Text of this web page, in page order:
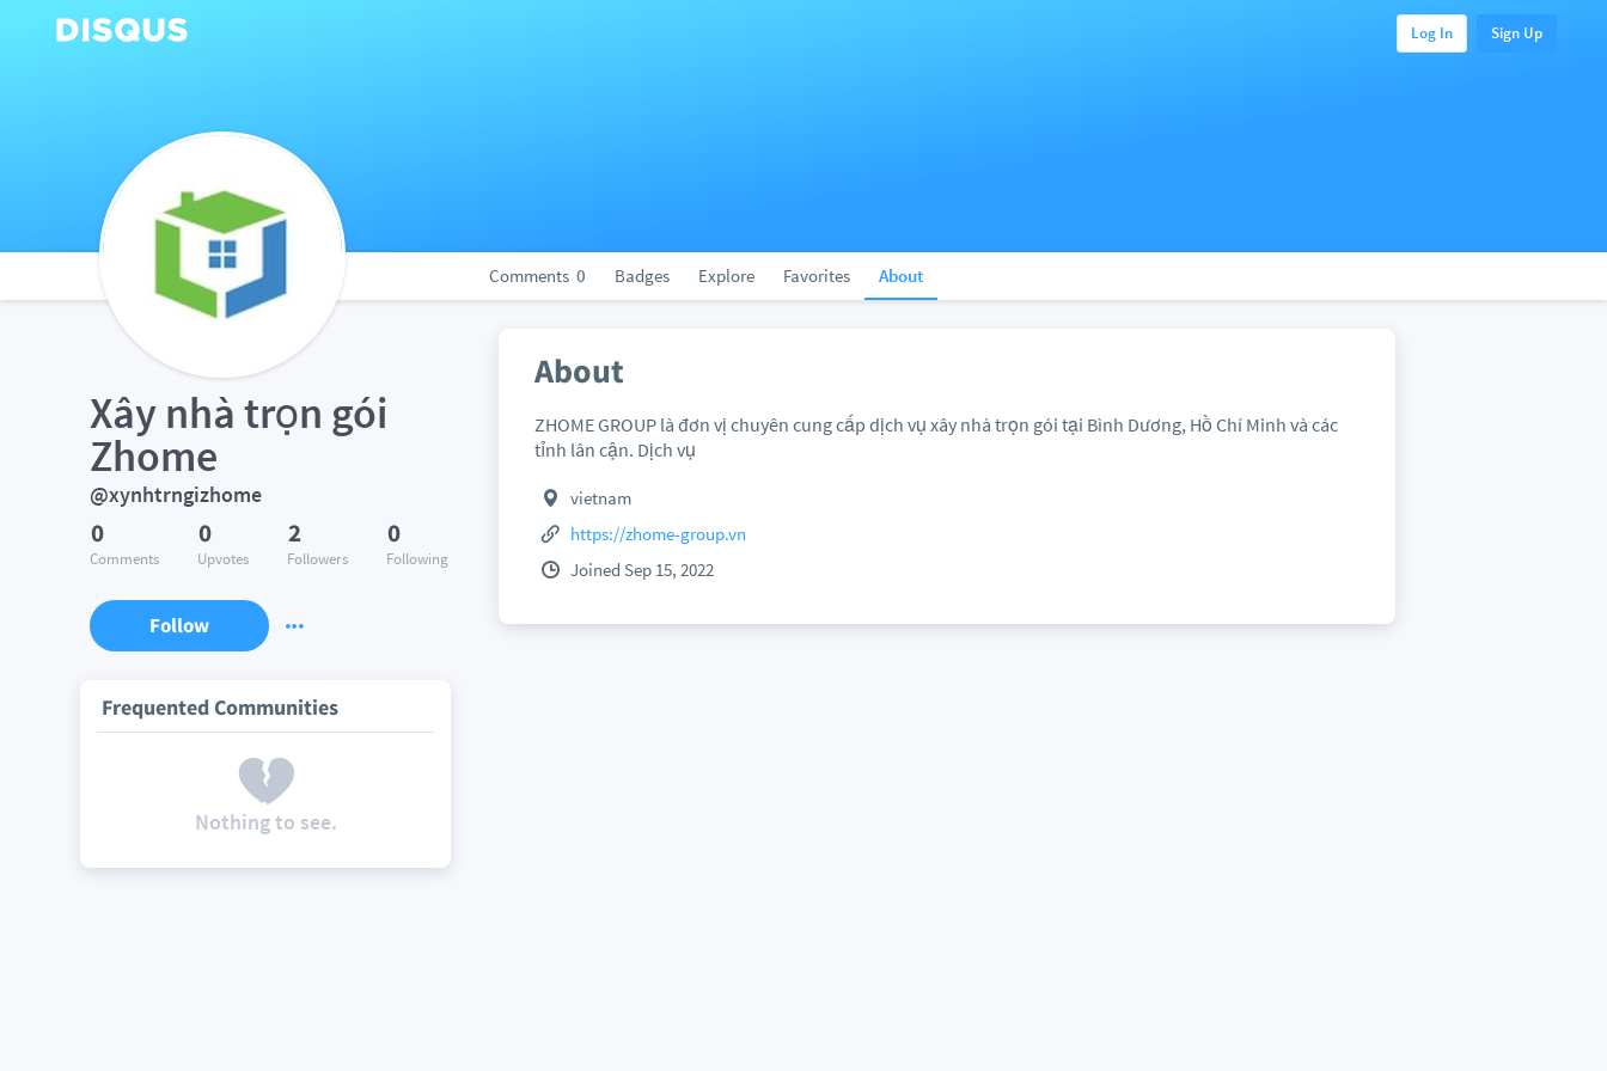
Log In Sign Up
Comments 0 Badges Explore Favorites About
Xây nhà trọn gói
Zhome
@xynhtrngizhome
0
Comments
0
Upvotes
2
Followers
0
Following
Follow
Frequented Communities
Nothing to see.
About
ZHOME GROUP là đơn vị chuyên cung cấp dịch vụ xây nhà trọn gói tại Bình Dương, Hồ Chí Minh và các
tỉnh lân cận. Dịch vụ
vietnam
https://zhome-group.vn
Joined Sep 15, 2022